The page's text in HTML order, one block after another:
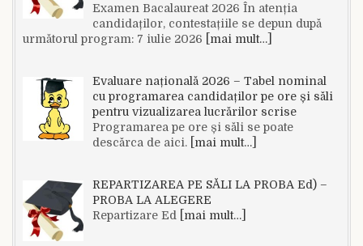
Examen Bacalaureat 2026 În atenția
candidaților, contestațiile se depun după
următorul program: 7 iulie 2026
[mai mult…]
Evaluare națională 2026 – Tabel nominal
cu programarea candidaților pe ore și săli
pentru vizualizarea lucrărilor scrise
Programarea pe ore și săli se poate
descărca de aici.[mai mult…]
REPARTIZAREA PE SĂLI LA PROBA Ed) –
PROBA LA ALEGERE
Repartizare Ed
[mai mult…]